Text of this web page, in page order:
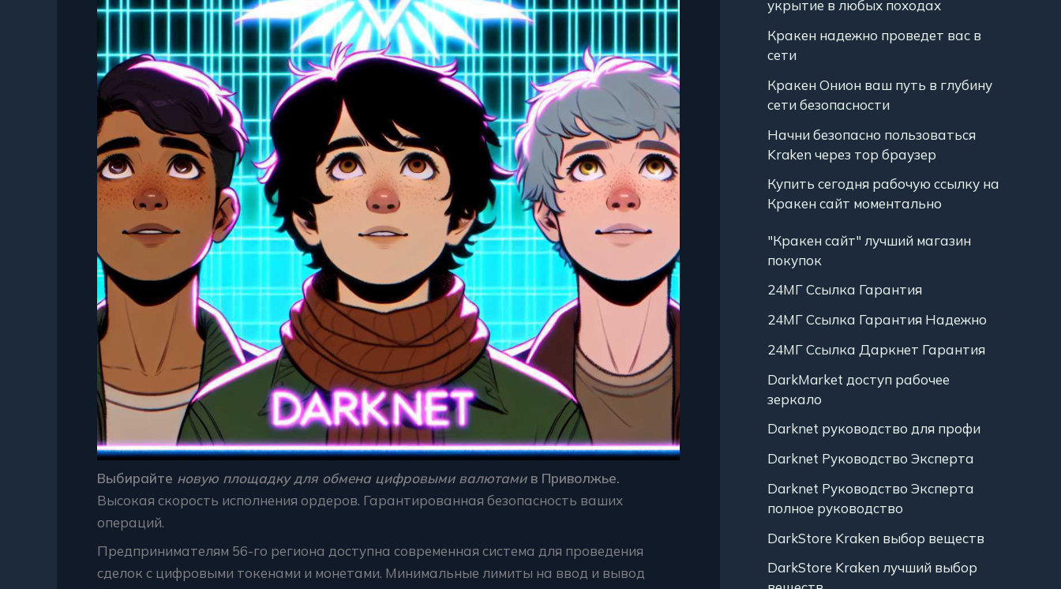
Выбирайте новую площадку для обмена цифровыми валютамив Приволжье.
Высокая скорость исполнения ордеров. Гарантированная безопасность ваших
операций.
Предпринимателям 56-го региона доступна современная система для проведения
сделок с цифровыми токенами и монетами. Минимальные лимиты на ввод и вывод
укрытие в любых походах
Кракен надежно проведет вас в
сети
Кракен Онион ваш путь в глубину
сети безопасности
Начни безопасно пользоваться
Kraken через тор браузер
Купить сегодня рабочую ссылку на
Кракен сайт моментально
"Кракен сайт" лучший магазин
покупок
24МГ Ссылка Гарантия
24МГ Ссылка Гарантия Надежно
24МГ Ссылка Даркнет Гарантия
DarkMarket доступ рабочее
зеркало
Darknet руководство для профи
Darknet Руководство Эксперта
Darknet Руководство Эксперта
полное руководство
DarkStore Kraken выбор веществ
DarkStore Kraken лучший выбор